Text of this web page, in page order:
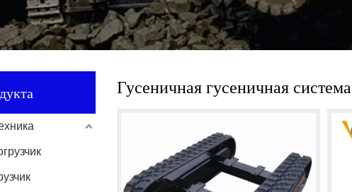
Гусеничная гусеничная система